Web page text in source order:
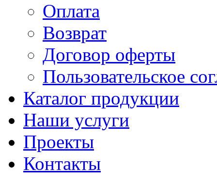
Оплата
Возврат
Договор оферты
Пользовательское
Каталог продукции
Наши услуги
Проекты
Контакты